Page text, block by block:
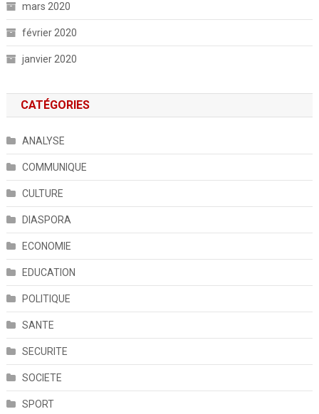
mars 2020
février 2020
janvier 2020
CATÉGORIES
ANALYSE
COMMUNIQUE
CULTURE
DIASPORA
ECONOMIE
EDUCATION
POLITIQUE
SANTE
SECURITE
SOCIETE
SPORT